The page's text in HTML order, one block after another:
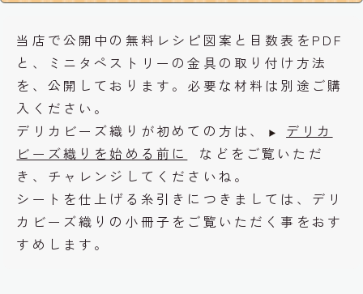
当店で公開中の無料レシピ図案と目数表をPDF
と、ミニタペストリーの金具の取り付け方法
を、公開しております。必要な材料は別途ご購
入ください。
デリカビーズ織りが初めての方は、
デリカ
ビーズ織りを始める前に
などをご覧いただ
き、チャレンジしてくださいね。
シートを仕上げる糸引きにつきましては、デリ
カビーズ織りの小冊子をご覧いただく事をおす
すめします。